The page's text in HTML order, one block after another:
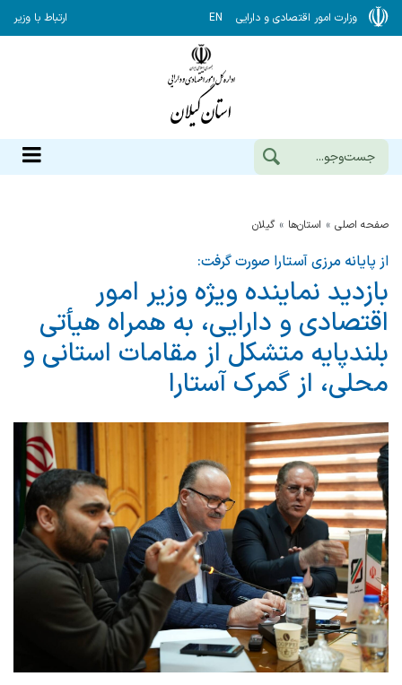
وزارت امور اقتصادی و دارایی EN ارتباط با وزیر
صفحه اصلی استان‌ها گيلان
از پایانه مرزی آستارا صورت گرفت:
بازدید نماینده ویژه وزیر امور
اقتصادی و دارایی، به همراه هیأتی
بلندپایه متشکل از مقامات استانی و
محلی، از گمرک آستارا